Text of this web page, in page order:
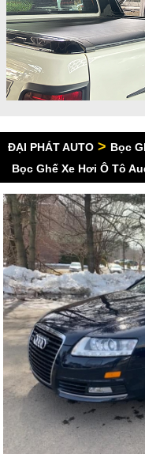
ĐẠI PHÁT AUTO > Bọc
Bọc Ghế Xe Hơi Ô Tô